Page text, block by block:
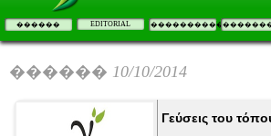
������ EDITORIAL ����������
������ 10/10/2014
Γεύσεις του